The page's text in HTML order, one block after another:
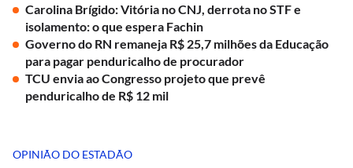
Carolina Brígido: Vitória no CNJ, derrota no STF e
isolamento: o que espera Fachin
Governo do RN remaneja R$ 25,7 milhões da Educação
para pagar penduricalho de procurador
TCU envia ao Congresso projeto que prevê
penduricalho de R$ 12 mil
OPINIÃO DO ESTADÃO